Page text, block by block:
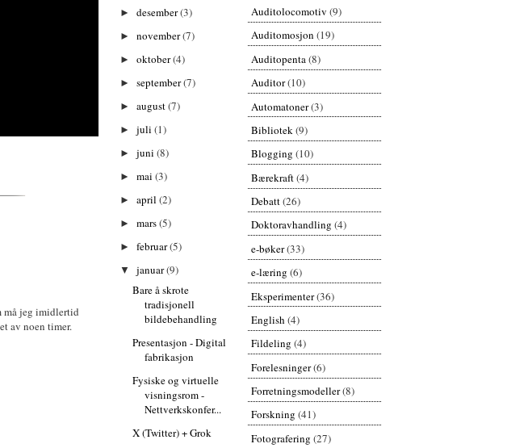
må jeg imidlertid
av noen timer.
► desember(3)
► november(7)
► oktober(4)
► september(7)
► august(7)
► juli (1)
► juni (8)
► mai (3)
► april (2)
► mars(5)
► februar(5)
▼ januar(9)
Bare å skrote
tradisjonell
bildebehandling
Presentasjon - Digital
fabrikasjon
Fysiske og virtuelle
visningsrom -
Nettverkskonfer...
X (Twitter) + Grok
Auditolocomotiv (9)
Auditomosjon (19)
Auditopenta(8)
Auditor(10)
Automatoner(3)
Bibliotek(9)
Blogging (10)
Bærekraft(4)
Debatt(26)
Doktoravhandling (4)
e-bøker(33)
e-læring (6)
Eksperimenter(36)
English (4)
Fildeling (4)
Forelesninger(6)
Forretningsmodeller(8)
Forskning (41)
Fotografering (27)